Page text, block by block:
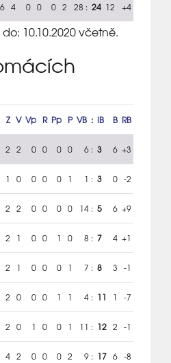
6 4 0 0 0 2 28 : 24 12 +4
10.10.2020 včetně.
Z V Vp R Pp P VB : IB B RB
2 2 0 0 0 0 6 : 3 6 +3
1 0 0 0 0 1 1 : 3 0 -2
2 2 0 0 0 0 14 : 5 6 +9
2 1 0 0 1 0 8 : 7 4 +1
2 1 0 0 0 1 7 : 8 3 -1
2 0 0 0 1 1 4 : 11 1 -7
2 0 1 0 0 1 11 : 12 2 -1
4 2 0 0 0 2 9 : 17 6 -8